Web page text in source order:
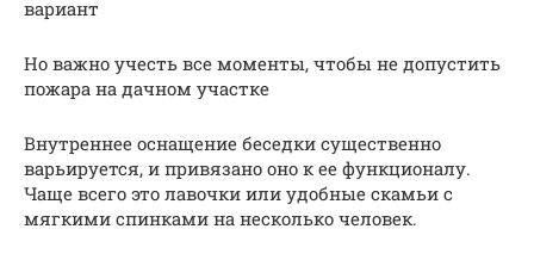
вариант
Но важно учесть все моменты, чтобы не допустить
пожара на дачном участке
Внутреннее оснащение беседки существенно
варьируется, и привязано оно к ее функционалу.
Чаще всего это лавочки или удобные скамьи с
мягкими спинками на несколько человек.